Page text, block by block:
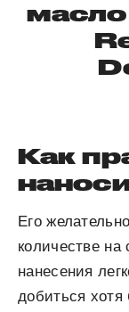
масло
Как
Его
количестве на
нанесения
добиться хотя